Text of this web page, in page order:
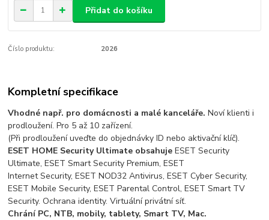
Přidat do košíku
Číslo produktu: 2026
Kompletní specifikace
Vhodné např. pro domácnosti a malé kanceláře. Noví klienti i
prodloužení. Pro 5 až 10 zařízení.
(Při prodloužení uveďte do objednávky ID nebo aktivační klíč).
ESET HOME Security Ultimate obsahuje ESET Security
Ultimate, ESET Smart Security Premium, ESET
Internet Security, ESET NOD32 Antivirus, ESET Cyber Security,
ESET Mobile Security, ESET Parental Control, ESET Smart TV
Security. Ochrana identity. Virtuální privátní síť.
Chrání PC, NTB, mobily, tablety, Smart TV, Mac.